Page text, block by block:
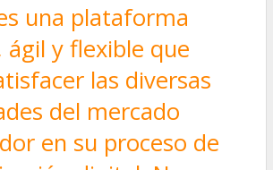
una plataforma
ágil y flexible que
las diversas
del mercado
en su proceso de